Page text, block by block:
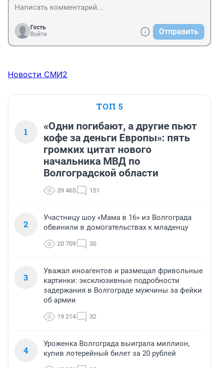
Гость
Войти
Отправить
Новости СМИ2
ТОП 5
1
«Одни погибают, а другие пьют
кофе за деньги Европы»: пять
громких цитат нового
начальника МВД по
Волгоградской области
39 465 151
2
Участницу шоу «Мама в 16» из Волгограда
обвинили в домогательствах к младенцу
20 709 30
3
Уважал иноагентов и размещал фривольные
картинки: эксклюзивные подробности
задержания в Волгограде мужчины за фейки
об армии
19 214 32
4
Уроженка Волгограда выиграла миллион,
купив лотерейный билет за 20 рублей